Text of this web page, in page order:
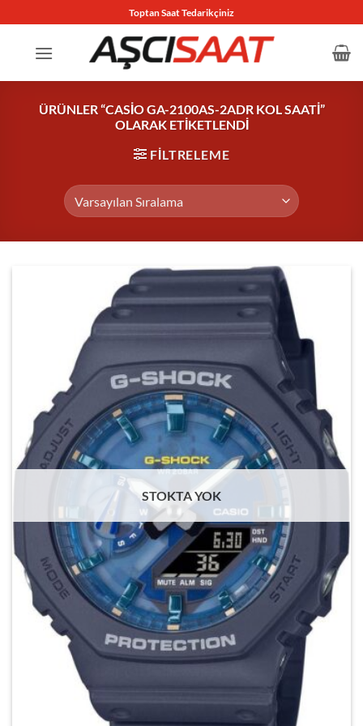
atla
Toptan Saat Tedarikçiniz
ÜRÜNLER “CASIO GA-2100AS-2ADR KOL SAATI”
OLARAK ETIKETLENDI
FILTRELEME
STOKTA YOK